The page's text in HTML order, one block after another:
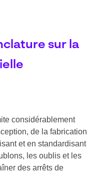
sur la
considérablement
de la fabrication
et en standardisant
les oublis et les
des arrêts de